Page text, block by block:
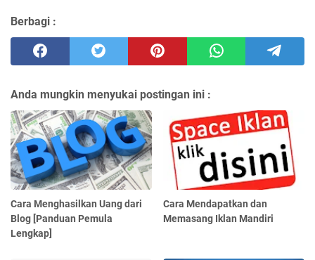
Berbagi :
Anda mungkin menyukai postingan ini :
Cara Menghasilkan Uang dari
Blog [Panduan Pemula
Lengkap]
Cara Mendapatkan dan
Memasang Iklan Mandiri